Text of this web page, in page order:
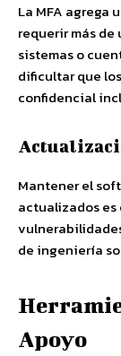
La MFA agrega
requerir más
sistemas o
dificultar que
confidencial
Mantener el
actualizados
de ingeniería
Apoyo